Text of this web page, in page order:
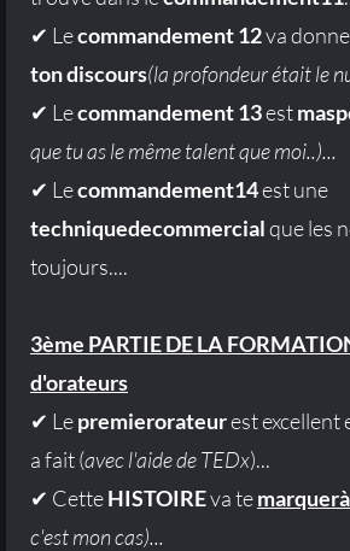
✔ Lecommandement 12va
ton discours(la profondeur était le
✔ Lecommandement 13est
que tu as le même talent que moi..)...
✔ Lecommandement14est une
techniquedecommercialque les
toujours....
3ème PARTIE DE LA
d'orateurs
✔ Lepremierorateurest excellent
a fait (avec l'aide de TEDx)...
✔ CetteHISTOIREva te
c'est mon cas)...